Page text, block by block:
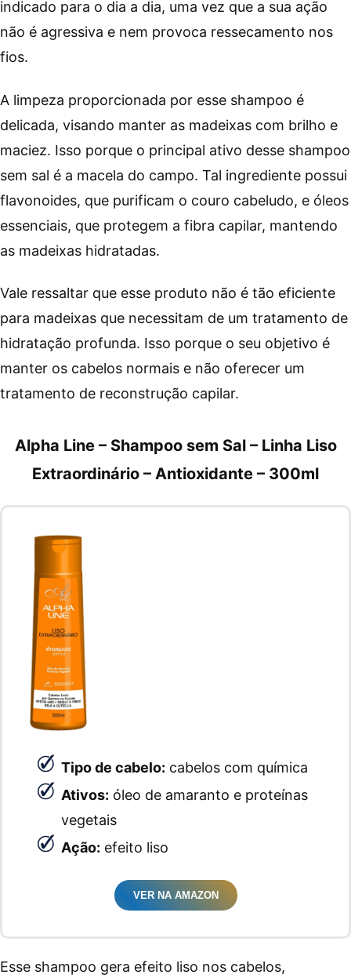
indicado para o dia a dia, uma vez que a sua ação
não é agressiva e nem provoca ressecamento nos
fios.
A limpeza proporcionada por esse shampoo é
delicada, visando manter as madeixas com brilho e
maciez. Isso porque o principal ativo desse shampoo
sem sal é a macela do campo. Tal ingrediente possui
flavonoides, que purificam o couro cabeludo, e óleos
essenciais, que protegem a fibra capilar, mantendo
as madeixas hidratadas.
Vale ressaltar que esse produto não é tão eficiente
para madeixas que necessitam de um tratamento de
hidratação profunda. Isso porque o seu objetivo é
manter os cabelos normais e não oferecer um
tratamento de reconstrução capilar.
Alpha Line – Shampoo sem Sal – Linha Liso
Extraordinário – Antioxidante – 300ml
Tipo de cabelo: cabelos com química
Ativos: óleo de amaranto e proteínas
vegetais
Ação: efeito liso
VER NA AMAZON
Esse shampoo gera efeito liso nos cabelos,